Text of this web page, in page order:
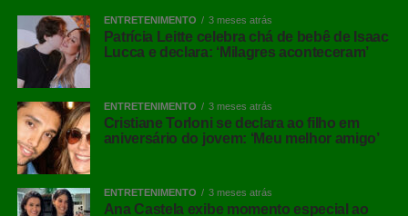
ENTRETENIMENTO 3 meses atrás
Patrícia Leitte celebra chá de bebê de Isaac
Lucca e declara: ‘Milagres aconteceram’
ENTRETENIMENTO 3 meses atrás
Cristiane Torloni se declara ao filho em
aniversário do jovem: ‘Meu melhor amigo’
ENTRETENIMENTO 3 meses atrás
Ana Castela exibe momento especial ao